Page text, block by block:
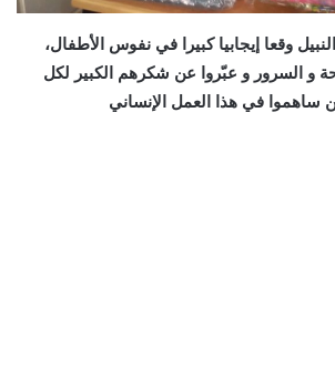
وقعا إيجابيا كبيرا في نفوس الأطفال،
و السرور و عبّروا عن شكرهم الكبير لكل
ساهموا في هذا العمل الإنساني